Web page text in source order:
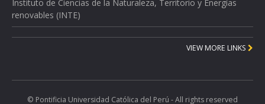
Instituto de Ciencias de la Naturaleza, Territorio y Energías
renovables (INTE)
VIEW MORE LINKS
© Pontificia Universidad Católica del Perú - All rights reserved